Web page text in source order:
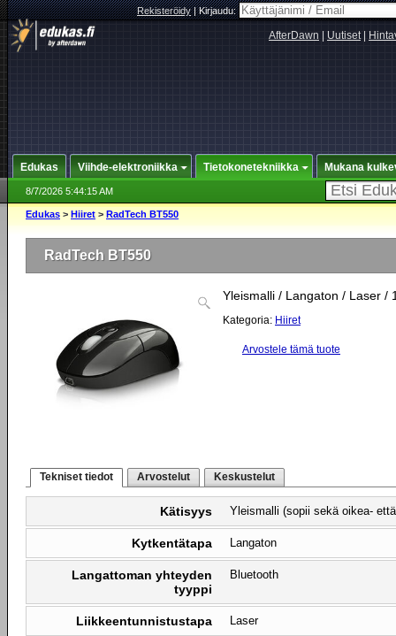
Rekisteröidy|Kirjaudu:
AfterDawn Uutiset|
Edukas Viihde-elektroniikka Tietokonetekniikka Mukana
8/7/2026 5:44:15 AM
Edukas > Hiiret > RadTech BT550
RadTech BT550
Yleismalli / Langaton / Laser /
Kategoria: Hiiret
Arvostele tämä tuote
Tekniset tiedot Arvostelut Keskustelut
Kätisyys Yleismalli (sopii sekä oikea-
Kytkentätapa Langaton
Langattoman yhteyden
tyyppi
Bluetooth
Liikkeentunnistustapa Laser